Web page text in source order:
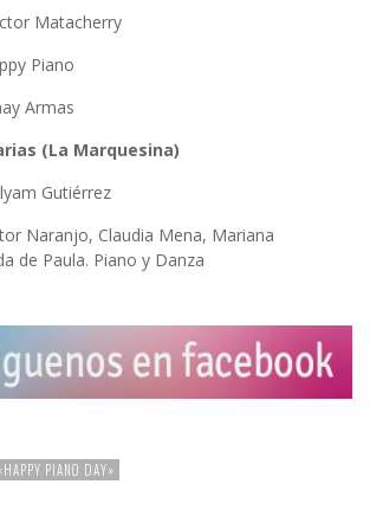
Matacherry
Piano
Armas
(La Marquesina)
Gutiérrez
Naranjo, Claudia Mena, Mariana
de Paula. Piano y Danza
PIANO DAY»